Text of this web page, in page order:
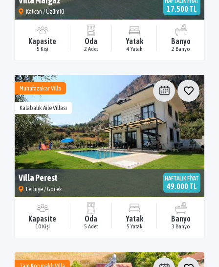
Kalkan / Üzümlü 17.500 TL
Kapasite
5 Kişi
Oda
2 Adet
Yatak
4 Yatak
Banyo
2 Banyo
Muhafazakar Villa
Kalabalık Aile Villası
Villa Perest
Fethiye / Göcek
HAFTALIK FİYAT
49.000 TL
Kapasite
10 Kişi
Oda
5 Adet
Yatak
5 Yatak
Banyo
3 Banyo